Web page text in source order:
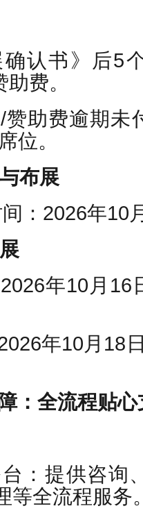
认书》后5
费。
赞助费逾期未
位。
布展
：2026年10
年10月
年10月18
：全流程贴心
：提供咨询
等全流程服务